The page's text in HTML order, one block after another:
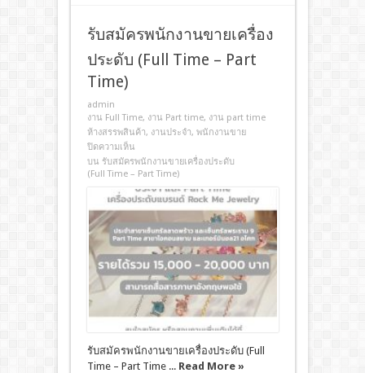
รับสมัครพนักงานขายเครื่อง
ประดับ (Full Time – Part
Time)
admin
งาน Full Time, งาน Part time, งาน part time
ห้างสรรพสินค้า, งานประจํา, พนักงานขาย
ปิดความเห็น
บน รับสมัครพนักงานขายเครื่องประดับ
(Full Time – Part Time)
รับสมัครพนักงานขายเครื่องประดับ (Full
Time – Part Time ... Read More »